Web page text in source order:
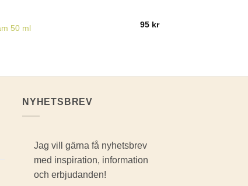
50 ml 95 kr
NYHETSBREV
Jag vill gärna få nyhetsbrev
med inspiration, information
och erbjudanden!